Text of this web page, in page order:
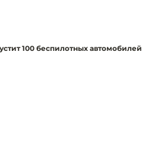
100 беспилотных автомобилей